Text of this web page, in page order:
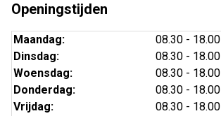
Openingstijden
Maandag:
08.30 - 18.00
Dinsdag:
08.30 - 18.00
Woensdag:
08.30 - 18.00
Donderdag:
08.30 - 18.00
Vrijdag:
08.30 - 18.00